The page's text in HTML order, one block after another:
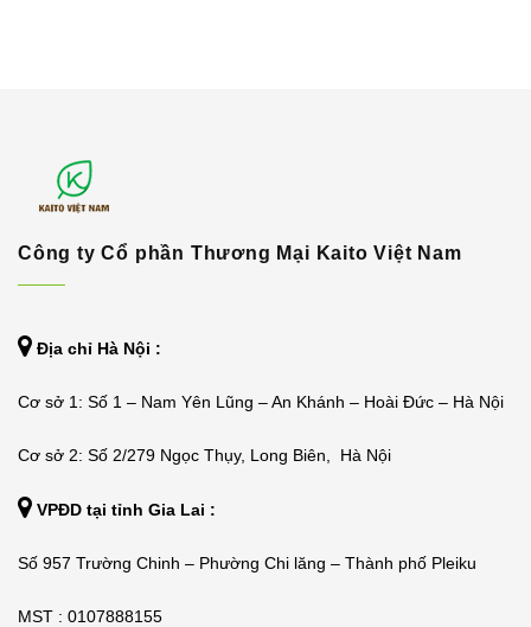
Công ty Cổ phần Thương Mại Kaito Việt Nam
Địa chỉ Hà Nội :
Cơ sở 1: Số 1 – Nam Yên Lũng – An Khánh – Hoài Đức – Hà Nội
Cơ sở 2: Số 2/279 Ngọc Thụy, Long Biên, Hà Nội
VPĐD tại tỉnh Gia Lai :
Số 957 Trường Chinh – Phường Chi lăng – Thành phố Pleiku
MST : 0107888155